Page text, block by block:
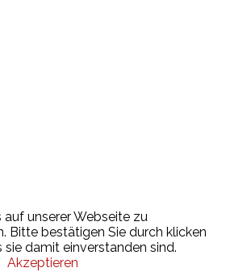
unserer Webseite zu
Bitte bestätigen Sie durch klicken
sie damit einverstanden sind.
Akzeptieren